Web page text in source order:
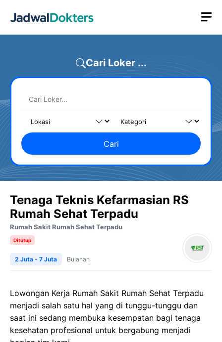
Cari Loker ...
Cari
Tenaga Teknis Kefarmasian RS
Rumah Sehat Terpadu
Rumah Sakit Rumah Sehat Terpadu
Ditutup
2 Juta - 7 Juta Bulanan
Lowongan Kerja Rumah Sakit Rumah Sehat Terpadu
menjadi salah satu hal yang di tunggu-tunggu dan
saat ini sedang membuka kesempatan bagi tenaga
kesehatan profesional untuk bergabung menjadi